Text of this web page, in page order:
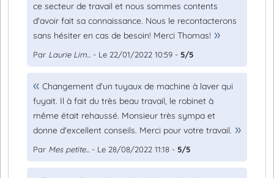
ce secteur de travail et nous sommes contents
d'avoir fait sa connaissance. Nous le recontacterons
sans hésiter en cas de besoin! Merci Thomas!
Par Laurie Lim... - Le 22/01/2022 10:59 - 5/5
Changement d'un tuyaux de machine à laver qui
fuyait. Il à fait du très beau travail, le robinet à
même était rehaussé. Monsieur très sympa et
donne d'excellent conseils. Merci pour votre travail.
Par Mes petite... - Le 28/08/2022 11:18 - 5/5